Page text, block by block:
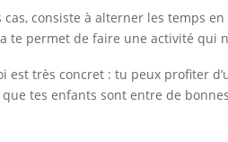
cas, consiste à alterner les temps
te permet de faire une activité
est très concret : tu peux profiter
tes enfants sont entre de